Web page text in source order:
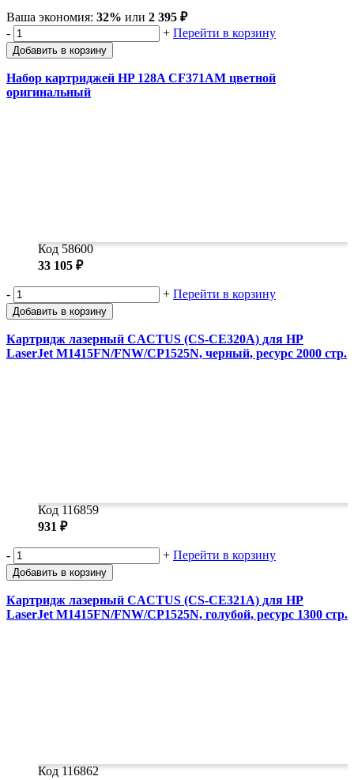
Ваша экономия: 32% или 2 395 ₽
-
+ Перейти в корзину
Добавить в корзину
Набор картриджей HP 128A CF371AM цветной
оригинальный
Код 58600
33 105 ₽
- + Перейти в корзину
Добавить в корзину
Картридж лазерный CACTUS (CS-CE320A) для HP
LaserJet M1415FN/FNW/CP1525N, черный, ресурс 2000 стр.
Код 116859
931 ₽
- + Перейти в корзину
Добавить в корзину
Картридж лазерный CACTUS (CS-CE321A) для HP
LaserJet M1415FN/FNW/CP1525N, голубой, ресурс 1300 стр.
Код 116862